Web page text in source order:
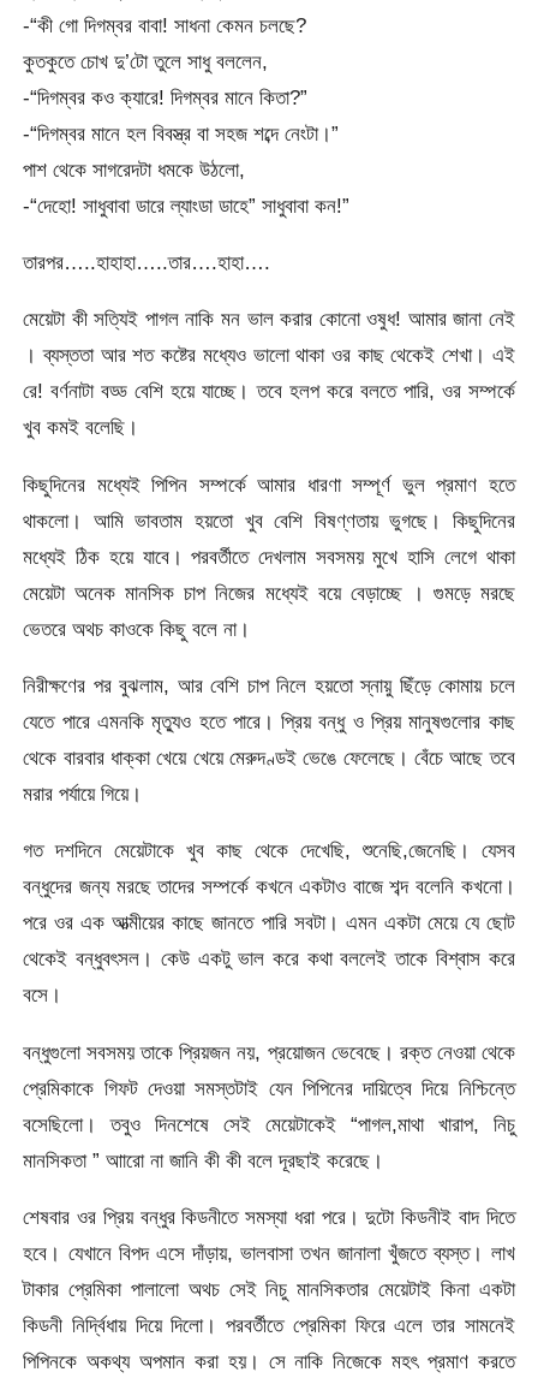
-“কী গো দিগম্বর বাবা! সাধনা কেমন চলছে?
কুতকুতে চোখ দু’টো তুলে সাধু বললেন,
-“দিগম্বর কও ক্যারে! দিগম্বর মানে কিতা?”
-“দিগম্বর মানে হল বিবস্ত্র বা সহজ শব্দে নেংটা।”
পাশ থেকে সাগরেদটা ধমকে উঠলো,
-“দেহো! সাধুবাবা ডারে ল্যাংডা ডাহে” সাধুবাবা কন!”
তারপর…..হাহাহা…..তার….হাহা….
মেয়েটা কী সত্যিই পাগল নাকি মন ভাল করার কোনো ওষুধ! আমার জানা নেই
। ব্যস্ততা আর শত কষ্টের মধ্যেও ভালো থাকা ওর কাছ থেকেই শেখা। এই
রে! বর্ণনাটা বড্ড বেশি হয়ে যাচ্ছে। তবে হলপ করে বলতে পারি, ওর সম্পর্কে
খুব কমই বলেছি।
কিছুদিনের মধ্যেই পিপিন সম্পর্কে আমার ধারণা সম্পূর্ণ ভুল প্রমাণ হতে
থাকলো। আমি ভাবতাম হয়তো খুব বেশি বিষণ্ণতায় ভুগছে। কিছুদিনের
মধ্যেই ঠিক হয়ে যাবে। পরবর্তীতে দেখলাম সবসময় মুখে হাসি লেগে থাকা
মেয়েটা অনেক মানসিক চাপ নিজের মধ্যেই বয়ে বেড়াচ্ছে । গুমড়ে মরছে
ভেতরে অথচ কাওকে কিছু বলে না।
নিরীক্ষণের পর বুঝলাম, আর বেশি চাপ নিলে হয়তো স্নায়ু ছিঁড়ে কোমায় চলে
যেতে পারে এমনকি মৃত্যুও হতে পারে। প্রিয় বন্ধু ও প্রিয় মানুষগুলোর কাছ
থেকে বারবার ধাক্কা খেয়ে খেয়ে মেরুদণ্ডই ভেঙে ফেলেছে। বেঁচে আছে তবে
মরার পর্যায়ে গিয়ে।
গত দশদিনে মেয়েটাকে খুব কাছ থেকে দেখেছি, শুনেছি,জেনেছি। যেসব
বন্ধুদের জন্য মরছে তাদের সম্পর্কে কখনে একটাও বাজে শব্দ বলেনি কখনো।
পরে ওর এক আত্মীয়ের কাছে জানতে পারি সবটা। এমন একটা মেয়ে যে ছোট
থেকেই বন্ধুবৎসল। কেউ একটু ভাল করে কথা বললেই তাকে বিশ্বাস করে
বসে।
বন্ধুগুলো সবসময় তাকে প্রিয়জন নয়, প্রয়োজন ভেবেছে। রক্ত নেওয়া থেকে
প্রেমিকাকে গিফট দেওয়া সমস্তটাই যেন পিপিনের দায়িত্বে দিয়ে নিশ্চিন্তে
বসেছিলো। তবুও দিনশেষে সেই মেয়েটাকেই “পাগল,মাথা খারাপ, নিচু
মানসিকতা ” আারো না জানি কী কী বলে দূরছাই করেছে।
শেষবার ওর প্রিয় বন্ধুর কিডনীতে সমস্যা ধরা পরে। দুটো কিডনীই বাদ দিতে
হবে। যেখানে বিপদ এসে দাঁড়ায়, ভালবাসা তখন জানালা খুঁজতে ব্যস্ত। লাখ
টাকার প্রেমিকা পালালো অথচ সেই নিচু মানসিকতার মেয়েটাই কিনা একটা
কিডনী নির্দ্বিধায় দিয়ে দিলো। পরবর্তীতে প্রেমিকা ফিরে এলে তার সামনেই
পিপিনকে অকথ্য অপমান করা হয়। সে নাকি নিজেকে মহৎ প্রমাণ করতে